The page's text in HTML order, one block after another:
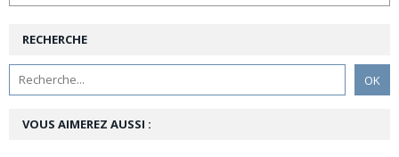
RECHERCHE
VOUS AIMEREZ AUSSI :